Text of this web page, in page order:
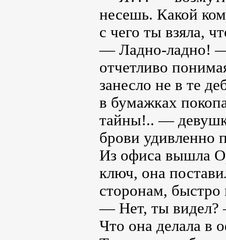
несешь. Какой
с чего ты взяла,
— Ладно-ладно! —
отчетливо
занесло не в те
в бумажках
тайны!.. —
брови
Из офиса вышла
ключ, она
сторонам,
— Нет, ты видел?
Что она делала в